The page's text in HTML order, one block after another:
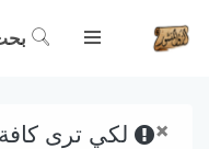
× لكي ترى